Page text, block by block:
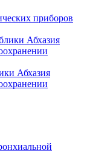
приборов
Абхазия